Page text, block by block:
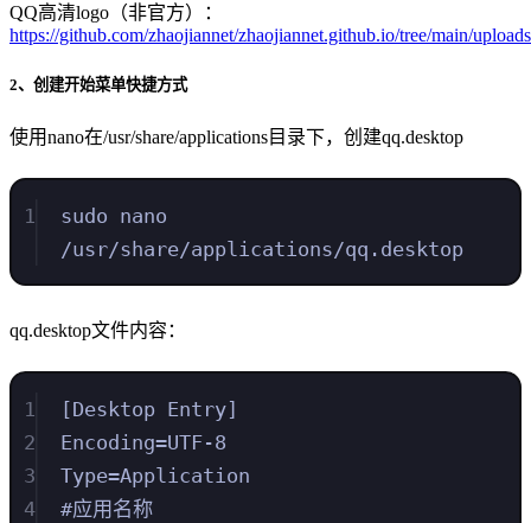
QQ高清logo（非官方）：
https://github.com/zhaojiannet/zhaojiannet.github.io/tree/main/
2、创建开始菜单快捷方式
使用nano在/usr/share/applications目录下，创建qq.desktop
1
sudo nano
/usr/share/applications/qq.desktop
qq.desktop文件内容：
1
[Desktop Entry]
2
Encoding=UTF-8
3
Type=Application
4
#应用名称